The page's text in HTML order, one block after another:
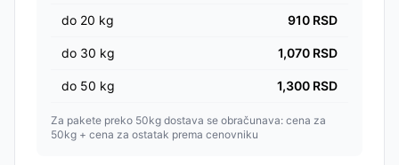
do 20 kg 910 RSD
do 30 kg 1,070 RSD
do 50 kg 1,300 RSD
Za pakete preko 50kg dostava se obračunava: cena za
50kg + cena za ostatak prema cenovniku